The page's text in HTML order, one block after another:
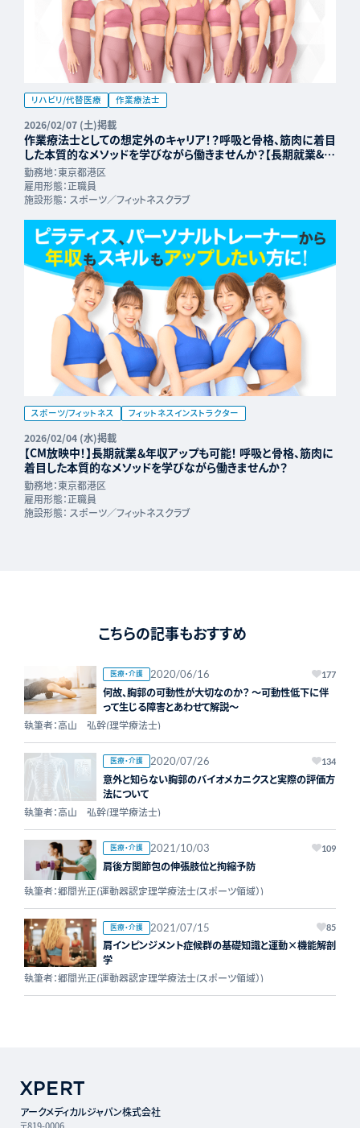
リハビリ/代替医療 作業療法士
2026/02/07 (土)掲載
作業療法士としての想定外のキャリア！？呼吸と骨格、筋肉に着目
した本質的なメソッドを学びながら働きませんか？【長期就業&年
収UP可能】
勤務地：東京都港区
雇用形態：正職員
施設形態： スポーツ／フィットネスクラブ
スポーツ/フィットネス フィットネスインストラクター
2026/02/04 (水)掲載
【CM放映中！】長期就業＆年収アップも可能！ 呼吸と骨格、筋肉に
着目した本質的なメソッドを学びながら働きませんか？
勤務地：東京都港区
雇用形態：正職員
施設形態： スポーツ／フィットネスクラブ
こちらの記事もおすすめ
医療・介護 2020/06/16 177
何故、胸郭の可動性が大切なのか？ ～可動性低下に伴
って生じる障害とあわせて解説～
執筆者：高山 弘幹(理学療法士)
医療・介護 2020/07/26 134
意外と知らない胸郭のバイオメカニクスと実際の評価方
法について
執筆者：高山 弘幹(理学療法士)
医療・介護 2021/10/03 109
肩後方関節包の伸張肢位と拘縮予防
執筆者：郷間光正(運動器認定理学療法士(スポーツ領域）)
医療・介護 2021/07/15 85
肩インピンジメント症候群の基礎知識と運動×機能解剖
学
執筆者：郷間光正(運動器認定理学療法士(スポーツ領域）)
アークメディカルジャパン株式会社